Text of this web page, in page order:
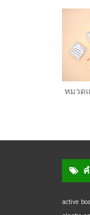
หมวด
active